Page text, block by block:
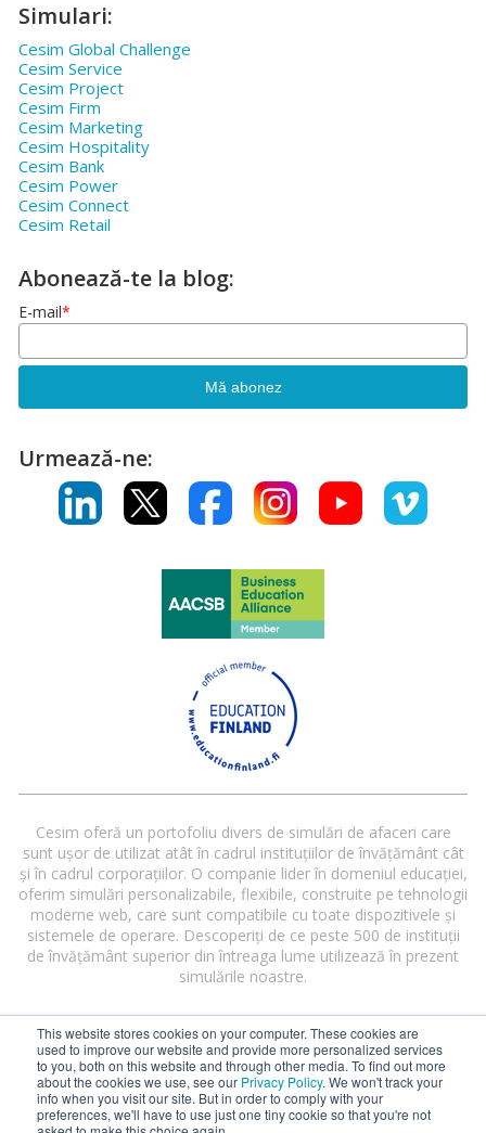
This website stores cookies on your computer. These cookies are
used to improve our website and provide more personalized services
to you, both on this website and through other media. To find out more
about the cookies we use, see our Privacy Policy. We won't track your
info when you visit our site. But in order to comply with your
preferences, we'll have to use just one tiny cookie so that you're not
Simulari:
Cesim Global Challenge
Cesim Service
Cesim Project
Cesim Firm
Cesim Marketing
Cesim Hospitality
Cesim Bank
Cesim Power
Cesim Connect
Cesim Retail
Abonează-te la blog:
E-mail*
Urmează-ne:
Cesim oferă un portofoliu divers de simulări de afaceri care
sunt ușor de utilizat atât în cadrul instituțiilor de învățământ cât
și în cadrul corporațiilor. O companie lider în domeniul educației,
oferim simulări personalizabile, flexibile, construite pe tehnologii
moderne web, care sunt compatibile cu toate dispozitivele și
sistemele de operare. Descoperiți de ce peste 500 de instituții
de învățământ superior din întreaga lume utilizează în prezent
simulările noastre.
Cesim® and Cesim Global Challenge® are registered trademarks of Cesim